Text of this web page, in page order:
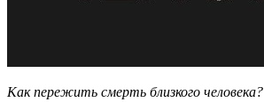
Как пережить смерть близкого человека?